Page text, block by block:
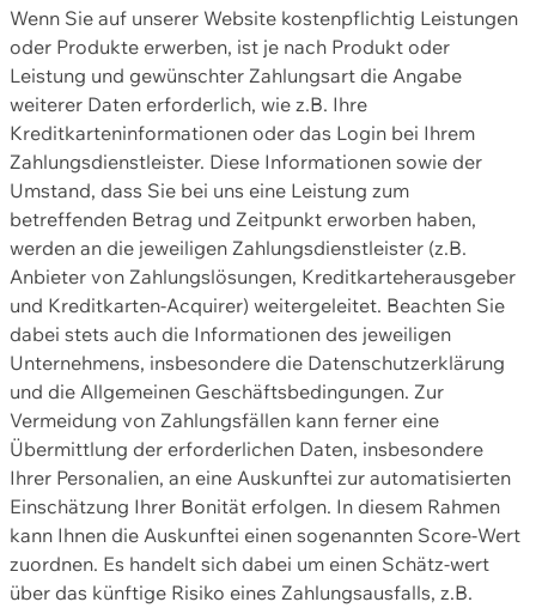
Wenn Sie auf unserer Website kostenpflichtig Leistungen
oder Produkte erwerben, ist je nach Produkt oder
Leistung und gewünschter Zahlungsart die Angabe
weiterer Daten erforderlich, wie z.B. Ihre
Kreditkarteninformationen oder das Login bei Ihrem
Zahlungsdienstleister. Diese Informationen sowie der
Umstand, dass Sie bei uns eine Leistung zum
betreffenden Betrag und Zeitpunkt erworben haben,
werden an die jeweiligen Zahlungsdienstleister (z.B.
Anbieter von Zahlungslösungen, Kreditkarteherausgeber
und Kreditkarten-Acquirer) weitergeleitet. Beachten Sie
dabei stets auch die Informationen des jeweiligen
Unternehmens, insbesondere die Datenschutzerklärung
und die Allgemeinen Geschäftsbedingungen. Zur
Vermeidung von Zahlungsfällen kann ferner eine
Übermittlung der erforderlichen Daten, insbesondere
Ihrer Personalien, an eine Auskunftei zur automatisierten
Einschätzung Ihrer Bonität erfolgen. In diesem Rahmen
kann Ihnen die Auskunftei einen sogenannten Score-Wert
zuordnen. Es handelt sich dabei um einen Schätz-wert
über das künftige Risiko eines Zahlungsausfalls, z.B.